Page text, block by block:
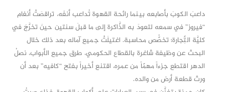
داعبَ الكوبَ بأصابعه بينما رائحة القهوة تُداعب أنفَه، تراقصَتْ أنغام
“فيروز” في سمعه لتعودَ به الذَّاكرة إلى ما قبلَ سنتين حينَ تخرَّجَ في
كليَّة التِّجارة؛ تخصُّص محاسبة. اغتيلَتْ جميع آماله بعد ذلك خلال
البحث عن وظيفة شاغرة بالقطاع الحكومي، طرق جميع الأبواب، نصلُ
الدهر اقتطع جزءاً مهمّاً من عمره، اقتنع أخيراً بفتح “كافيه” بعد أن
ورث قطعة أرض من والده.